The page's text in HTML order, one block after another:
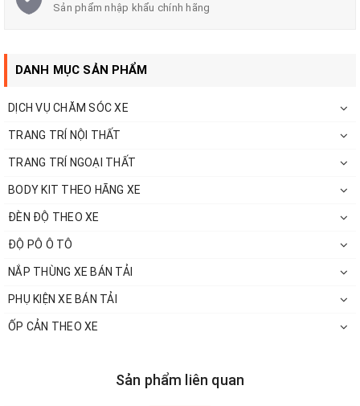
lòng liên hệ số
Hotline: 0903863082 - 0903863982
Email:anhthiautophunghoa@gmail.com
FB:https://www.facebook.com/
Sản phẩm nhập khẩu chính hãng
DANH MỤC SẢN PHẨM
DỊCH VỤ CHĂM SÓC XE
TRANG TRÍ NỘI THẤT
TRANG TRÍ NGOẠI THẤT
BODY KIT THEO HÃNG XE
ĐÈN ĐỘ THEO XE
ĐỘ PÔ Ô TÔ
NẮP THÙNG XE BÁN TẢI
PHỤ KIỆN XE BÁN TẢI
ỐP CẢN THEO XE
Sản phẩm liên quan